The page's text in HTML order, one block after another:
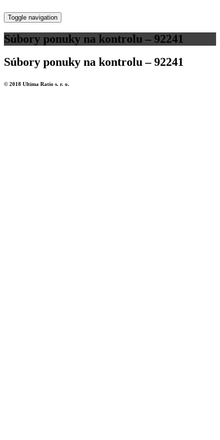
Toggle navigation
Súbory ponuky na kontrolu – 92241
Súbory ponuky na kontrolu – 92241
© 2018 Ultima Ratio s. r. o.